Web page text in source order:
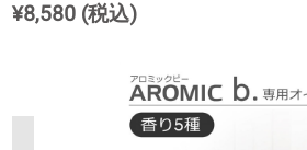
¥8,580 (税込)